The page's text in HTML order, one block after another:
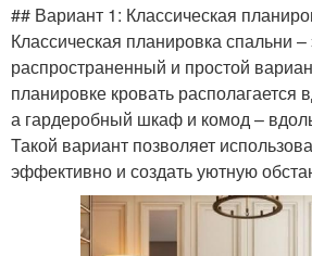
## Вариант 1: Классическая
Классическая планировка спальни
распространенный и простой
планировке кровать располагается
а гардеробный шкаф и комод –
Такой вариант позволяет
эффективно и создать уютную